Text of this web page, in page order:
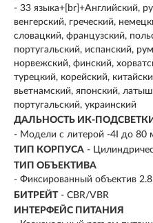
- 33 языка+[br]+Английский,
венгерский, греческий,
словацкий, французский,
португальский, испанский,
норвежский, финский,
турецкий, корейский,
вьетнамский, японский,
португальский, украинский
ДАЛЬНОСТЬ ИК-ПОДСВЕТКИ
- Модели с литерой -4I до 80
ТИП КОРПУСА -
ТИП ОБЪЕКТИВА
- Фиксированный объектив
БИТРЕЙТ - CBR/VBR
ИНТЕРФЕЙС ПИТАНИЯ